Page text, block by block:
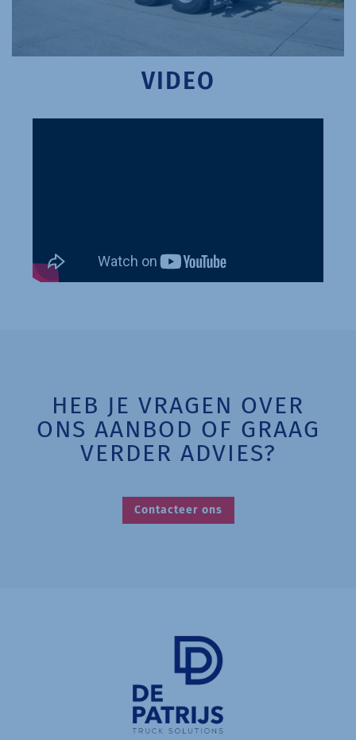
VIDEO
HEB JE VRAGEN OVER
ONS AANBOD OF GRAAG
VERDER ADVIES?
Contacteer ons